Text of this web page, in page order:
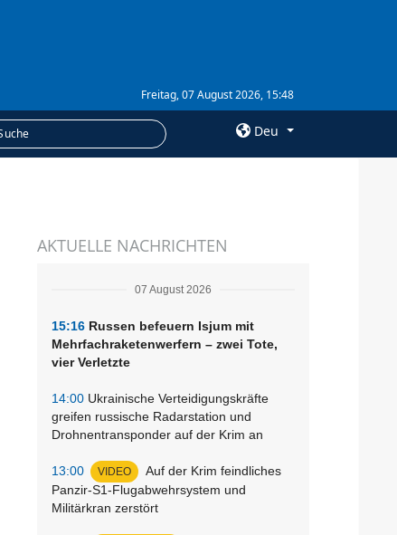
Freitag, 07 August 2026, 15:48
Deu
Abonnement
AKTUELLE NACHRICHTEN
07 August 2026
15:16 Russen befeuern Isjum mit
Mehrfachraketenwerfern – zwei Tote,
vier Verletzte
14:00 Ukrainische Verteidigungskräfte
greifen russische Radarstation und
Drohnentransponder auf der Krim an
13:00 VIDEO
Auf der Krim feindliches
Panzir-S1-Flugabwehrsystem und
Militärkran zerstört